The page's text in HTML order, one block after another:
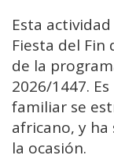
Esta
Fiesta del Fin
de la
2026/1447.
familiar se
africano, y
la ocasión.